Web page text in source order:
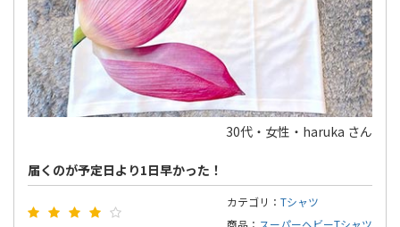
30代・女性・haruka さん
届くのが予定日より1日早かった！
カテゴリ： Tシャツ
商品： スーパーヘビーTシャツ